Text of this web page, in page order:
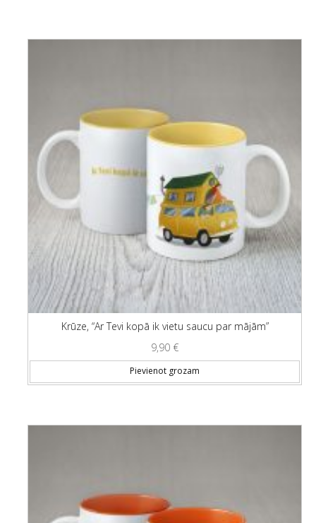
Krūze, “Ar Tevi kopā ik vietu saucu par mājām”
9,90 €
Pievienot grozam